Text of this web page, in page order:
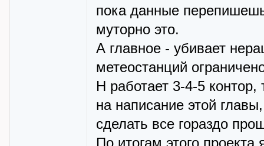
пока данные
муторно это.
А главное - убивает
метеостанций
Н работает 3-4-5
на написание этой
сделать все гораздо